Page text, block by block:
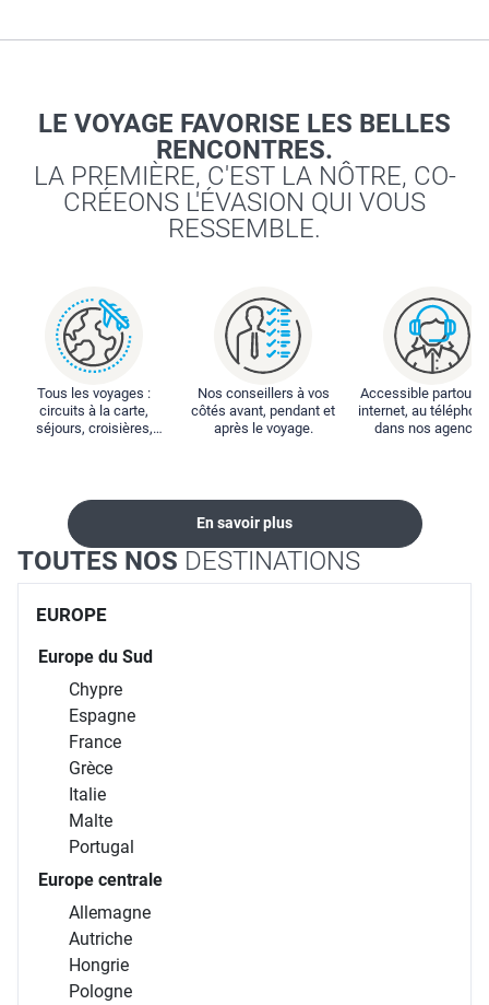
LE VOYAGE FAVORISE LES BELLES
RENCONTRES.
LA PREMIÈRE, C'EST LA NÔTRE, CO-
CRÉEONS L'ÉVASION QUI VOUS
RESSEMBLE.
Tous les voyages :
circuits à la carte,
séjours, croisières,
Nos conseillers à vos
côtés avant, pendant et
après le voyage.
Accessible partout :
internet, au
dans nos
En savoir plus
TOUTES NOS DESTINATIONS
EUROPE
Europe du Sud
Chypre
Espagne
France
Grèce
Italie
Malte
Portugal
Europe centrale
Allemagne
Autriche
Hongrie
Pologne